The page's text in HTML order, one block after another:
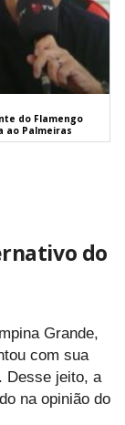
do Flamengo
ao Palmeiras
do
Grande,
com sua
Desse jeito, a
na opinião do